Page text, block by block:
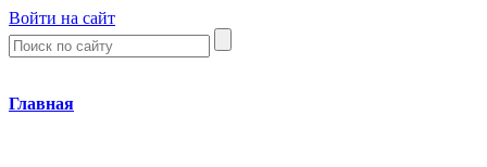
Войти на сайт
Главная